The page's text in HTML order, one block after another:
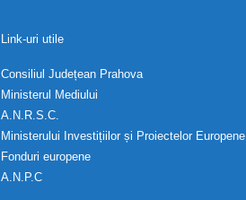
Link-uri utile
Consiliul Județean Prahova
Ministerul Mediului
A.N.R.S.C.
Ministerului Investițiilor și Proiectelor Europene
Fonduri europene
A.N.P.C